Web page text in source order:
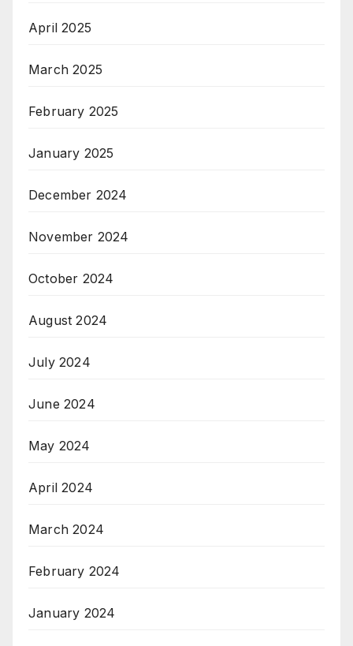
April 2025
March 2025
February 2025
January 2025
December 2024
November 2024
October 2024
August 2024
July 2024
June 2024
May 2024
April 2024
March 2024
February 2024
January 2024